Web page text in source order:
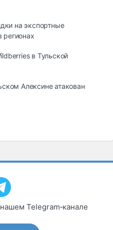
на экспортные
регионах
в Тульской
Алексине атакован
Telegram‑канале